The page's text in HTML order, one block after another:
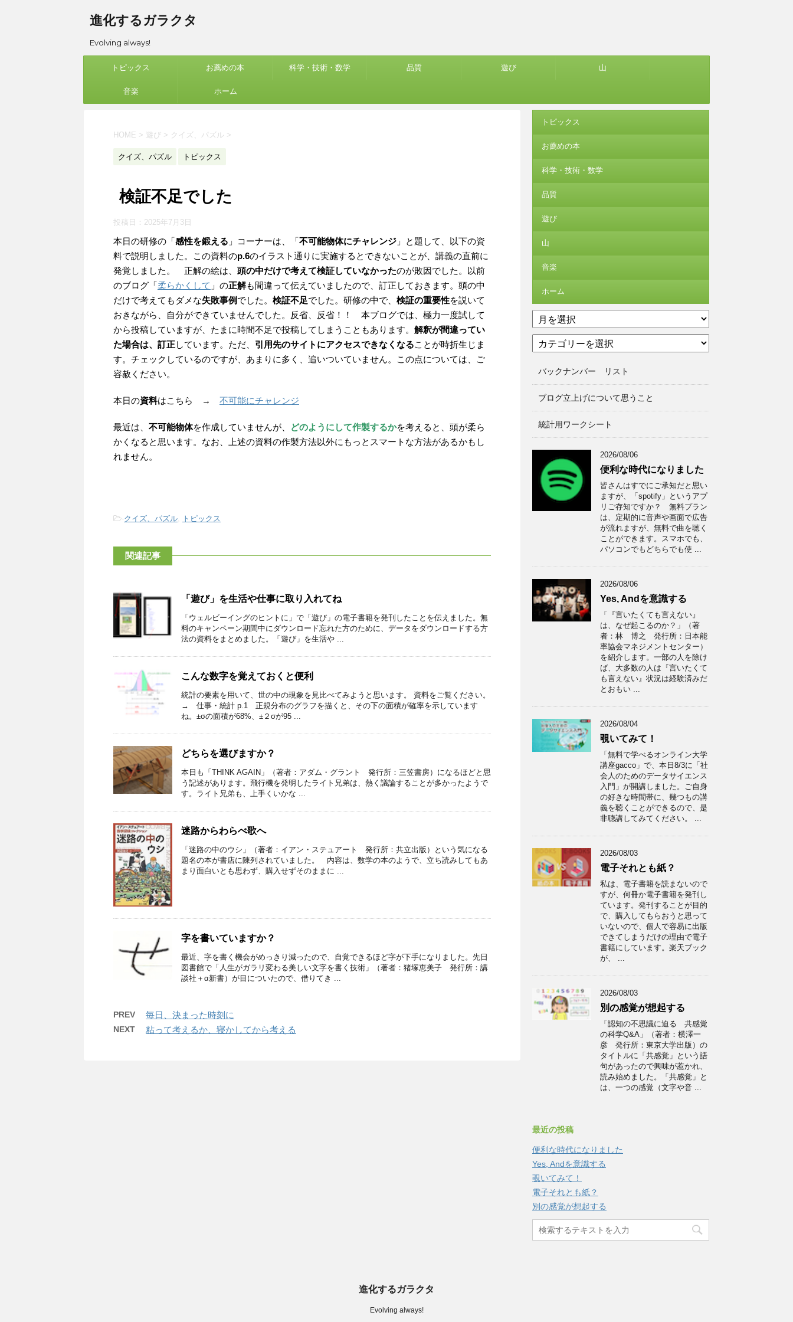
進化するガラクタ
Evolving always!
トピックス お薦めの本 科学・技術・数学 品質 遊び 山
音楽 ホーム
HOME > 遊び > クイズ、パズル >
クイズ、パズル トピックス
検証不足でした
投稿日： 2025年7月3日
本日の研修の「感性を鍛える 」コーナーは、「不可能物体にチャレンジ 」と題して、以下の資
料で説明しました。この資料のp.6のイラスト通りに実施するとできないことが、講義の直前に
発覚しました。 正解の絵は、 頭の中だけで考えて検証していなかったのが敗因でした。以前
のブログ「柔らかくして 」の正解も間違って伝えていましたので、訂正しておきます。頭の中
だけで考えてもダメな失敗事例でした。 検証不足でした。研修の中で、 検証の重要性を説いて
おきながら、自分ができていませんでした。反省、反省！！ 本ブログでは、極力一度試して
から投稿していますが、たまに時間不足で投稿してしまうこともあります。 解釈が間違ってい
た場合は、訂正しています。ただ、 引用先のサイトにアクセスできなくなることが時折生じま
す。チェックしているのですが、あまりに多く、追いついていません。この点については、ご
容赦ください。
本日の資料はこちら → 不可能にチャレンジ
最近は、 不可能物体を作成していませんが、 どのようにして作製するかを考えると、頭が柔ら
かくなると思います。なお、上述の資料の作製方法以外にもっとスマートな方法があるかもし
れません。
-クイズ、パズル, トピックス
関連記事
「遊び」を生活や仕事に取り入れてね
「ウェルビーイングのヒントに」で「遊び」の電子書籍を発刊したことを伝えました。無
料のキャンペーン期間中にダウンロード忘れた方のために、データをダウンロードする方
法の資料をまとめました。「遊び」を生活や ...
こんな数字を覚えておくと便利
統計の要素を用いて、世の中の現象を見比べてみようと思います。 資料をご覧ください。
→ 仕事・統計 p.1 正規分布のグラフを描くと、その下の面積が確率を示しています
ね。±σの面積が68%、±２σが95 ...
どちらを選びますか？
本日も「THINK AGAIN」（著者：アダム・グラント 発行所：三笠書房）になるほどと思
う記述があります。飛行機を発明したライト兄弟は、熱く議論することが多かったようで
す。ライト兄弟も、上手くいかな ...
迷路からわらべ歌へ
「迷路の中のウシ」（著者：イアン・ステュアート 発行所：共立出版）という気になる
題名の本が書店に陳列されていました。 内容は、数学の本のようで、立ち読みしてもあ
まり面白いとも思わず、購入せずそのままに ...
字を書いていますか？
最近、字を書く機会がめっきり減ったので、自覚できるほど字が下手になりました。先日
図書館で「人生がガラリ変わる美しい文字を書く技術」（著者：猪塚恵美子 発行所：講
談社＋α新書）が目についたので、借りてき ...
PREV 毎日、決まった時刻に
NEXT 粘って考えるか、寝かしてから考える
トピックス
お薦めの本
科学・技術・数学
品質
遊び
山
音楽
ホーム
ア
ー
イ
テ
リバックナンバー リスト
ブログ立上げについて思うこと
統計用ワークシート
2026/08/06
便利な時代になりました
皆さんはすでにご承知だと思い
ますが、「spotify」というアプ
リご存知ですか？ 無料プラン
は、定期的に音声や画面で広告
が流れますが、無料で曲を聴く
ことができます。スマホでも、
パソコンでもどちらでも使 ...
2026/08/06
Yes, Andを意識する
「『言いたくても言えない』
は、なぜ起こるのか？」（著
者：林 博之 発行所：日本能
率協会マネジメントセンター）
を紹介します。一部の人を除け
ば、大多数の人は『言いたくて
も言えない』状況は経験済みだ
とおもい ...
2026/08/04
覗いてみて！
「無料で学べるオンライン大学
講座gacco」で、本日8/3に「社
会人のためのデータサイエンス
入門」が開講しました。ご自身
の好きな時間帯に、幾つもの講
義を聴くことができるので、是
非聴講してみてください。 ...
2026/08/03
電子それとも紙？
私は、電子書籍を読まないので
すが、何冊か電子書籍を発刊し
ています。発刊することが目的
で、購入してもらおうと思って
いないので、個人で容易に出版
できてしまうだけの理由で電子
書籍にしています。楽天ブック
が、 ...
2026/08/03
別の感覚が想起する
「認知の不思議に迫る 共感覚
の科学Q&A」（著者：横澤一
彦 発行所：東京大学出版）の
タイトルに「共感覚」という語
句があったので興味が惹かれ、
読み始めました。「共感覚」と
は、一つの感覚（文字や音 ...
最近の投稿
便利な時代になりました
Yes, Andを意識する
覗いてみて！
電子それとも紙？
別の感覚が想起する
進化するガラクタ
Evolving always!